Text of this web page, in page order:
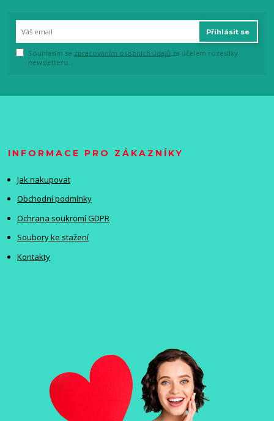
Přihlásit se
Souhlasím se zpracováním osobních údajů za účelem rozesílky
newsletteru.
INFORMACE PRO ZÁKAZNÍKY
Jak nakupovat
Obchodní podmínky
Ochrana soukromí GDPR
Soubory ke stažení
Kontakty